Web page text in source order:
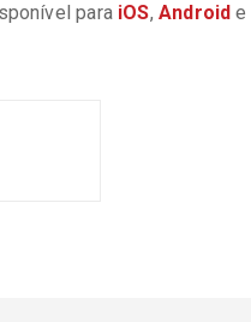
para iOS,Android e